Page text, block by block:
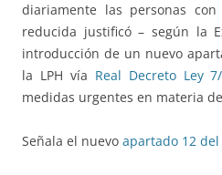
diariamente las personas
reducida justificó – según la
introducción de un nuevo
la LPH vía Real Decreto Ley
medidas urgentes en materia
Señala el nuevo apartado 12